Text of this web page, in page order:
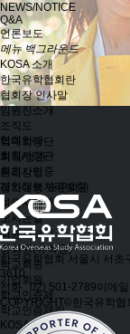
NEWS/NOTICE
Q&A
언론보도
메뉴 백그라운드
KOSA 소개
한국유학협회란
협회장 인사말
임원진소개
조직도
역대회장단
회칙/정관
윤리강령
절차대행 표준약관
회원사인증
오시는길
회원사보기
정회원(유학원)
학교회원
기업회원
학교인증제
학교인증제란
KOSA AWARD
협회안내
회원사정관
회원사인증
개인정보처리방침
한국유학협회 서울시 서초
3610
전화 : 02) 501-2789이메
COPYRIGHT©한국유학